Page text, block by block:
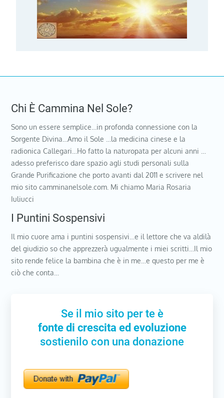
Chi È Cammina Nel Sole?
Sono un essere semplice…in profonda connessione con la
Sorgente Divina…Amo il Sole …la medicina cinese e la
radionica Callegari…Ho fatto la naturopata per alcuni anni …
adesso preferisco dare spazio agli studi personali sulla
Grande Purificazione che porto avanti dal 2011 e scrivere nel
mio sito camminanelsole.com. Mi chiamo Maria Rosaria
Iuliucci
I Puntini Sospensivi
Il mio cuore ama i puntini sospensivi…e il lettore che va aldilà
del giudizio so che apprezzerà ugualmente i miei scritti…Il mio
sito rende felice la bambina che è in me…e questo per me è
ciò che conta…
Se il mio sito per te è
fonte di crescita ed evoluzione
sostienilo con una donazione